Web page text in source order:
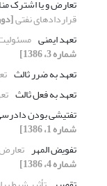
تعارض و یا اشترک
قراردادهای نفتی[دوره 37،
تعهد ایمنی
شماره 3، 1386]
تعهد به ضرر ثالث
تعهد به فعل ثالث
تفتیشی بودن
شماره 1، 1386]
تفویض المهر
شماره 4، 1386]